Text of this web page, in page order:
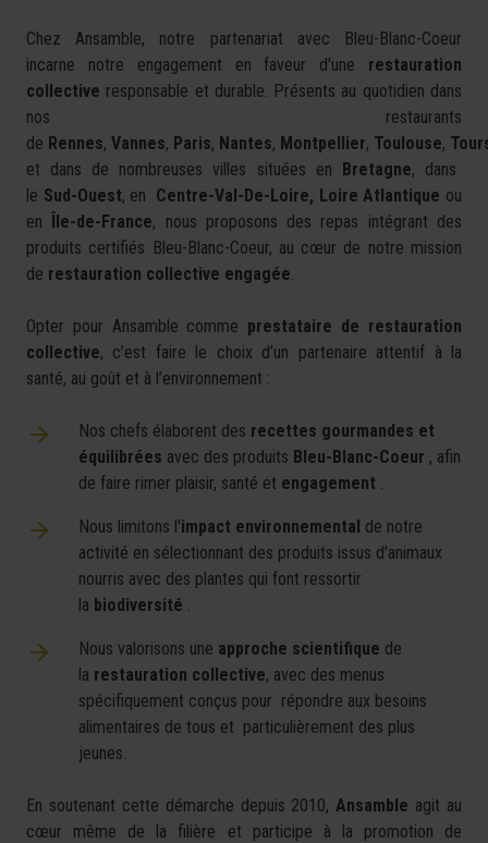
Chez Ansamble, notre partenariat avec Bleu-Blanc-Coeur
incarne notre engagement en faveur d'une restauration
collective responsable et durable. Présents au quotidien dans
nos restaurants
de Rennes, Vannes, Paris, Nantes, Montpellier, Toulouse,
et dans de nombreuses villes situées en Bretagne, dans
le Sud-Ouest, en Centre-Val-De-Loire, Loire Atlantique ou
en Île-de-France, nous proposons des repas intégrant des
produits certifiés Bleu-Blanc-Coeur, au cœur de notre mission
de restauration collective engagée.
Opter pour Ansamble comme prestataire de restauration
collective, c’est faire le choix d’un partenaire attentif à la
santé, au goût et à l’environnement :
Nos chefs élaborent des recettes gourmandes et
équilibrées avec des produits Bleu-Blanc-Coeur , afin
de faire rimer plaisir, santé et engagement .
Nous limitons l'impact environnemental de notre
activité en sélectionnant des produits issus d'animaux
nourris avec des plantes qui font ressortir
la biodiversité .
Nous valorisons une approche scientifique de
la restauration collective, avec des menus
spécifiquement conçus pour répondre aux besoins
alimentaires de tous et particulièrement des plus
jeunes.
En soutenant cette démarche depuis 2010,Ansamble agit au
cœur même de la filière et participe à la promotion de